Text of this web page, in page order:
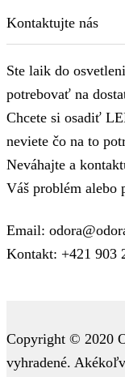
Kontaktujte nás
Ste laik do
potrebovať na
Chcete si osadiť
neviete čo na to
Neváhajte a
Váš problém alebo
Email:
Kontakt: +421 903
Copyright © 2020
vyhradené.